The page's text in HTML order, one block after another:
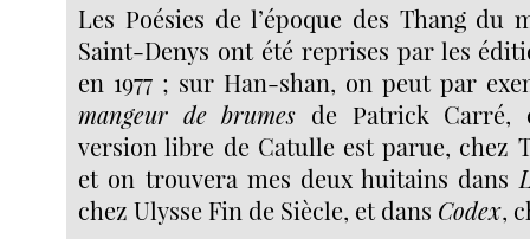
Les Poésies de l’époque des Thang du
Saint-Denys ont été reprises par les
en 1977 ; sur Han-shan, on peut par
mangeur de brumes de Patrick Carré,
version libre de Catulle est parue, chez
et on trouvera mes deux huitains dans
chez Ulysse Fin de Siècle, et dans Codex,